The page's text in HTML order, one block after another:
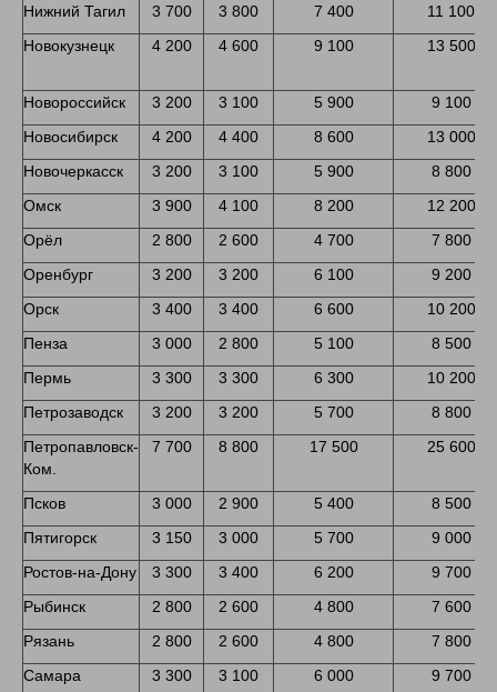
Нижний Тагил 3 700 3 800 7 400
11 100
Новокузнецк
4 200 4 600 9 100 13 500
Новороссийск 3 200 3 100 5 900
9 100
Новосибирск
4 200 4 400 8 600
13 000
Новочеркасск
3 200 3 100 5 900
8 800
Омск
3 900 4 100 8 200
12 200
Орёл
2 800 2 600 4 700
7 800
Оренбург
3 200 3 200 6 100
9 200
Орск
3 400 3 400 6 600
10 200
Пенза
3 000 2 800 5 100
8 500
Пермь
3 300 3 300 6 300
10 200
Петрозаводск
3 200 3 200 5 700
8 800
Петропавловск-
Ком.
7 700 8 800 17 500 25 600
Псков 3 000 2 900 5 400
8 500
Пятигорск
3 150 3 000 5 700
9 000
Ростов-на-Дону
3 300 3 400 6 200
9 700
Рыбинск
2 800 2 600 4 800
7 600
Рязань
2 800 2 600 4 800
7 800
Самара
3 300 3 100 6 000
9 700